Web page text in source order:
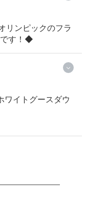
リンピックのフラ
です！◆
イトグースダウ